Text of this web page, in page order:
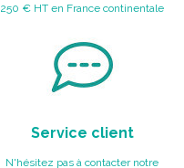
250 € HT en France continentale
Service client
N'hésitez pas à contacter notre